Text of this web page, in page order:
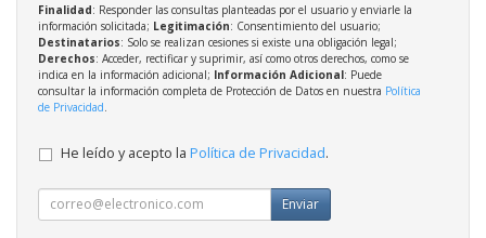
Finalidad: Responder las consultas planteadas por el usuario y enviarle la
información solicitada; Legitimación: Consentimiento del usuario;
Destinatarios: Solo se realizan cesiones si existe una obligación legal;
Derechos: Acceder, rectificar y suprimir, así como otros derechos, como se
indica en la información adicional; Información Adicional: Puede
consultar la información completa de Protección de Datos en nuestra Política
de Privacidad
He leído y acepto la Política de Privacidad.
Enviar